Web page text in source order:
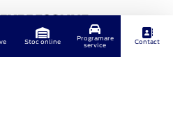
Stoc online
Programare
service
Contact